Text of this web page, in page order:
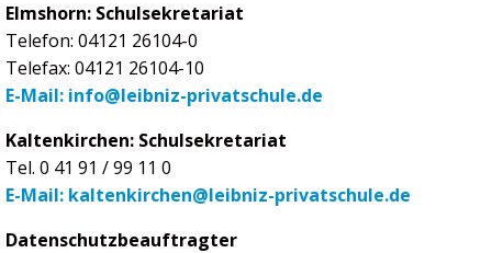
Elmshorn: Schulsekretariat
Telefon: 04121 26104-0
Telefax: 04121 26104-10
E-Mail: info@leibniz-privatschule.de
Kaltenkirchen: Schulsekretariat
Tel. 0 41 91 / 99 11 0
E-Mail: kaltenkirchen@leibniz-privatschule.de
Datenschutzbeauftragter